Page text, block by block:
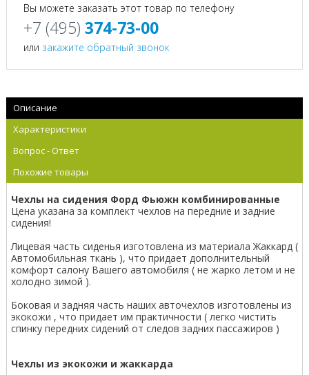
Вы можете заказать этот товар по телефону
+7 (495) 374-73-00
или закажите обратный звонок
Описание
Характеристики
Вопрос - Ответ
Похожие товары
Чехлы на сидения Форд Фьюжн комбинированные
Цена указана за комплект чехлов на передние и задние
сидения!
Лицевая часть сиденья изготовлена из материала Жаккард (
Автомобильная ткань ), что придает дополнительный
комфорт салону Вашего автомобиля ( не жарко летом и не
холодно зимой ).
Боковая и задняя часть наших авточехлов изготовлены из
экокожи , что придает им практичности ( легко чистить
спинку передних сидений от следов задних пассажиров )
Чехлы из экокожи и жаккарда